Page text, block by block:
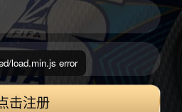
击注册
load.min.js error